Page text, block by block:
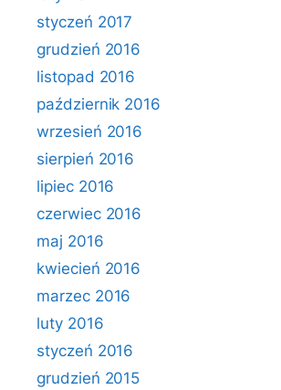
styczeń 2017
grudzień 2016
listopad 2016
październik 2016
wrzesień 2016
sierpień 2016
lipiec 2016
czerwiec 2016
maj 2016
kwiecień 2016
marzec 2016
luty 2016
styczeń 2016
grudzień 2015